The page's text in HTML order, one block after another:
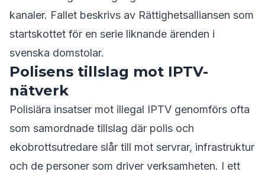
kanaler. Fallet beskrivs av Rättighetsalliansen som
startskottet för en serie liknande ärenden i
svenska domstolar.
Polisens tillslag mot IPTV-
nätverk
Polisiära insatser mot illegal IPTV genomförs ofta
som samordnade tillslag där polis och
ekobrottsutredare slår till mot servrar, infrastruktur
och de personer som driver verksamheten. I ett